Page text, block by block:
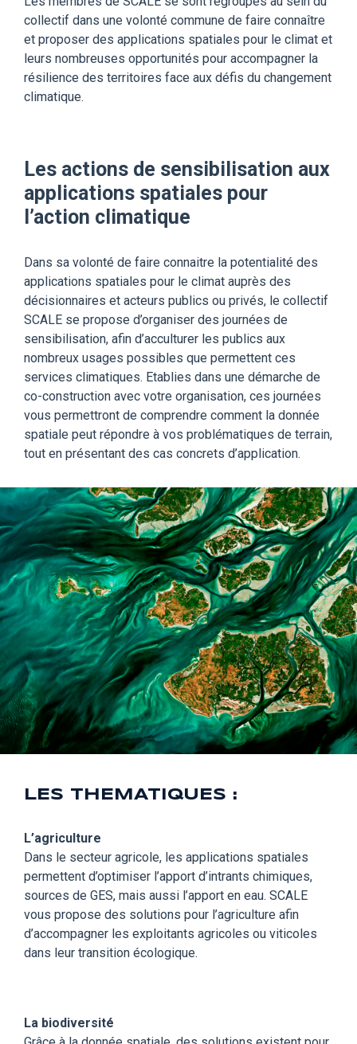
collectif dans une volonté commune de faire connaître
et proposer des applications spatiales pour le climat et
leurs nombreuses opportunités pour accompagner la
résilience des territoires face aux défis du changement
climatique.
Les actions de sensibilisation aux
applications spatiales pour
l’action climatique
Dans sa volonté de faire connaitre la potentialité des
applications spatiales pour le climat auprès des
décisionnaires et acteurs publics ou privés, le collectif
SCALE se propose d’organiser des journées de
sensibilisation, afin d’acculturer les publics aux
nombreux usages possibles que permettent ces
services climatiques. Etablies dans une démarche de
co-construction avec votre organisation, ces journées
vous permettront de comprendre comment la donnée
spatiale peut répondre à vos problématiques de terrain,
tout en présentant des cas concrets d’application.
LES THEMATIQUES :
L’agriculture
Dans le secteur agricole, les applications spatiales
permettent d’optimiser l’apport d’intrants chimiques,
sources de GES, mais aussi l’apport en eau. SCALE
vous propose des solutions pour l’agriculture afin
d’accompagner les exploitants agricoles ou viticoles
dans leur transition écologique.
La biodiversité